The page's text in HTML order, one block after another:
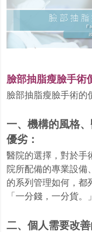
臉部抽脂瘦臉手術
臉部抽脂瘦臉手術的
一、機構的風格
優劣：
醫院的選擇，對於手
院所配備的專業設備
的系列管理如何，都
「一分錢，一分貨。」
二、個人需要改